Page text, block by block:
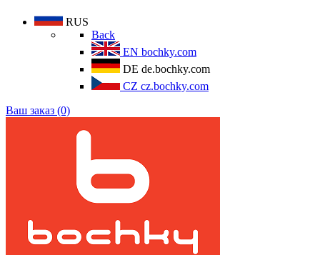
RUS
Back
EN bochky.com
DE de.bochky.com
CZ cz.bochky.com
Ваш заказ (0)